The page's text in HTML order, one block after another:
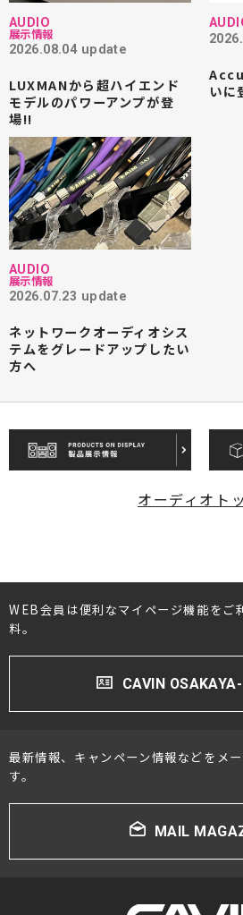
AUDIO
展示情報
2026.08.04 update
LUXMANから超ハイエンド
モデルのパワーアンプが登
場!!
いに
AUDIO
展示情報
2026.07.23 update
ネットワークオーディオシス
テムをグレードアップしたい
方へ
オーディオト
WEB会員は便利なマイページ機能をご
料。
CAVIN
最新情報、キャンペーン情報などをメ
す。
MAIL